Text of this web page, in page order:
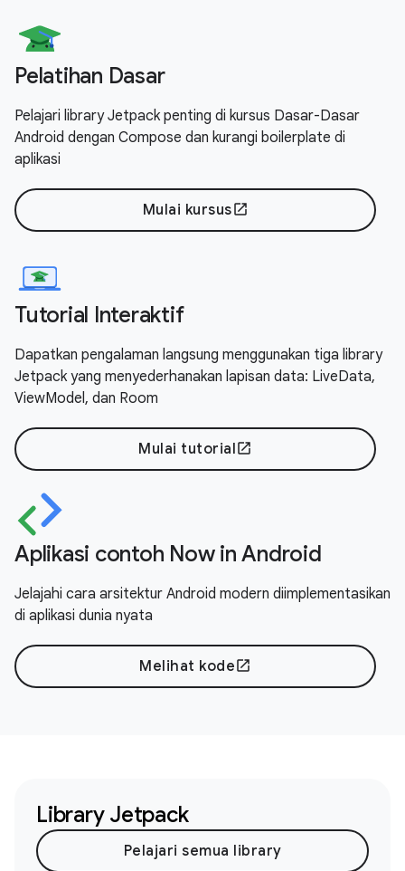
Pelatihan Dasar
Pelajari library Jetpack penting di kursus Dasar-Dasar
Android dengan Compose dan kurangi boilerplate di
aplikasi
Mulai kursus open_in_new
Tutorial Interaktif
Dapatkan pengalaman langsung menggunakan tiga library
Jetpack yang menyederhanakan lapisan data: LiveData,
ViewModel, dan Room
Mulai tutorial open_in_new
Aplikasi contoh Now in Android
Jelajahi cara arsitektur Android modern diimplementasikan
di aplikasi dunia nyata
Melihat kode open_in_new
Library Jetpack
Pelajari semua library